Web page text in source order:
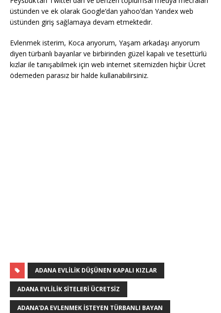
üstünden ve ek olarak Google’dan yahoo’dan Yandex web
üstünden giriş sağlamaya devam etmektedir.
Evlenmek isterim, Koca arıyorum, Yaşam arkadaşı arıyorum
diyen türbanlı bayanlar ve birbirinden güzel kapalı ve tesettürlü
kızlar ile tanışabilmek için web internet sitemizden hiçbir Ücret
ödemeden parasız bir halde kullanabilirsiniz.
ADANA EVLILIK DÜŞÜNEN KAPALI KIZLAR
ADANA EVLILIK SITELERI ÜCRETSIZ
ADANA'DA EVLENMEK ISTEYEN TÜRBANLI BAYAN